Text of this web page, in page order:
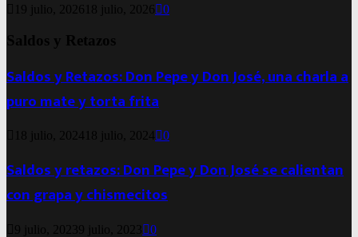
19 julio, 2026 18 julio, 2026 0
Saldos y Retazos
Saldos y Retazos: Don Pepe y Don José, una charla a
puro mate y torta frita
18 julio, 2024 18 julio, 2024 0
Saldos y retazos: Don Pepe y Don José se calientan
con grapa y chismecitos
9 julio, 20239 julio, 2023 0